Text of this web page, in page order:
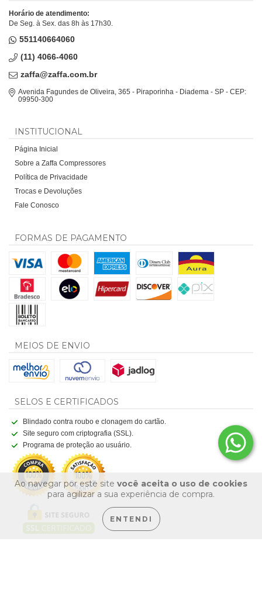
Ao navegar por este site você aceita o uso de cookies
para agilizar a sua experiência de compra.
ENTENDI
Horário de atendimento:
De Seg. à Sex. das 8h às 17h30.
551140664060
(11) 4066-4060
zaffa@zaffa.com.br
Avenida Fagundes de Oliveira, 365 - Piraporinha - Diadema - SP - CEP:
09950-300
INSTITUCIONAL
Página Inicial
Sobre a Zaffa Compressores
Política de Privacidade
Trocas e Devoluções
Fale Conosco
FORMAS DE PAGAMENTO
MEIOS DE ENVIO
SELOS E CERTIFICADOS
Blindado contra roubo e clonagem do cartão.
Site seguro com criptografia (SSL).
Programa de proteção ao usuário.